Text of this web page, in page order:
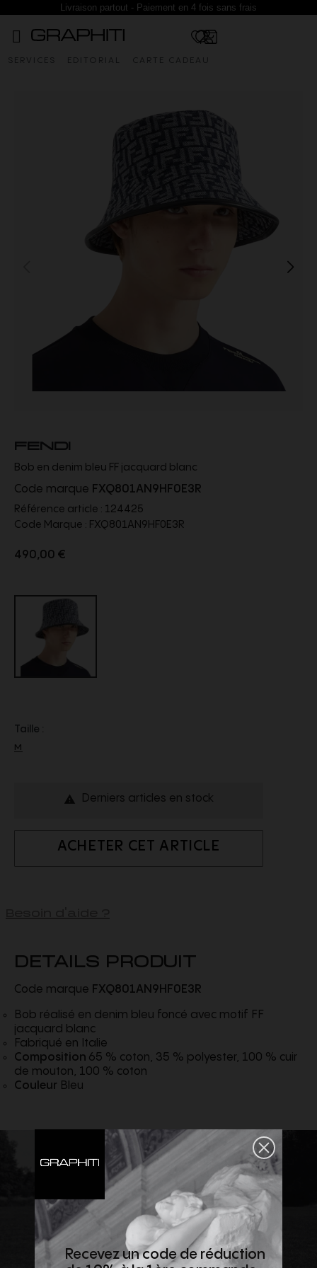
Livraison partout - Paiement en 4 fois sans frais
SERVICES EDITORIAL CARTE CADEAU
FENDI
Bob en denim bleu FF jacquard blanc
Code marque FXQ801AN9HF0E3R
Référence article : 124425
Code Marque : FXQ801AN9HF0E3R
490,00 €
Taille :
M
 Derniers articles en stock
ACHETER CET ARTICLE
DETAILS PRODUIT
Code marque FXQ801AN9HF0E3R
Bob réalisé en denim bleu foncé avec motif FF
jacquard blanc
Fabriqué en Italie
Composition 65 % coton, 35 % polyester, 100 % cuir
de mouton, 100 % coton
Couleur Bleu
Recevez un code de réduction